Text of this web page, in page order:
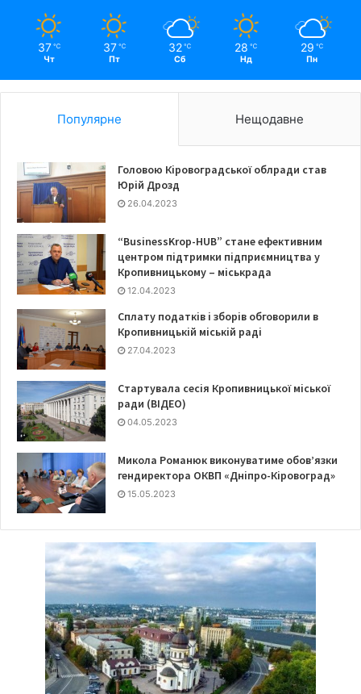
37 ℃
Чт
37 ℃
Пт
32 ℃
Сб
28 ℃
Нд
29 ℃
Пн
Популярне Нещодавне
Головою Кіровоградської облради став
Юрій Дрозд
26.04.2023
“BusinessKrop-HUB” стане ефективним
центром підтримки підприємництва у
Кропивницькому – міськрада
12.04.2023
Сплату податків і зборів обговорили в
Кропивницькій міській раді
27.04.2023
Стартувала сесія Кропивницької міської
ради (ВІДЕО)
04.05.2023
Микола Романюк виконуватиме обов’язки
гендиректора ОКВП «Дніпро-Кіровоград»
15.05.2023